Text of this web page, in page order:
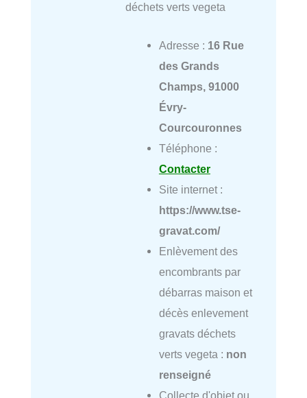
déchets verts vegeta
Adresse : 16 Rue
des Grands
Champs, 91000
Évry-
Courcouronnes
Téléphone :
Contacter
Site internet :
https://www.tse-
gravat.com/
Enlèvement des
encombrants par
débarras maison et
décès enlevement
gravats déchets
verts vegeta : non
renseigné
Collecte d'objet ou